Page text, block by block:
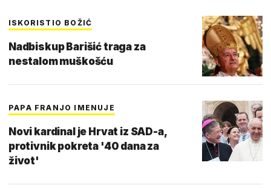
ISKORISTIO BOŽIĆ
Nadbiskup Barišić traga za
nestalom muškošću
PAPA FRANJO IMENUJE
Novi kardinal je Hrvat iz SAD-a,
protivnik pokreta '40 dana za
život'